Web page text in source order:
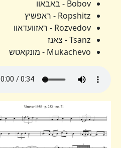
Bobov - באבאוו
Ropshitz - ראפשיץ
Rozvedov - ראזוועדאוו
Tsanz - צאנז
Mukachevo - מונקאטש